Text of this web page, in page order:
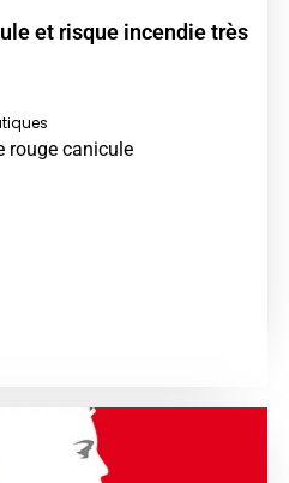
et risque incendie très
rouge canicule